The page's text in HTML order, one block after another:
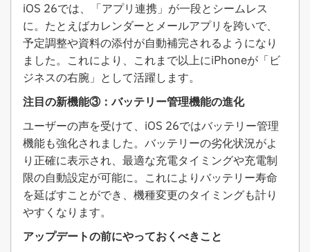
iOS 26では、「アプリ連携」が一段とシームレス
に。たとえばカレンダーとメールアプリを跨いで、
予定調整や資料の添付が自動補完されるようになり
ました。これにより、これまで以上にiPhoneが「ビ
ジネスの右腕」として活躍します。
注目の新機能③：バッテリー管理機能の進化
ユーザーの声を受けて、iOS 26ではバッテリー管理
機能も強化されました。バッテリーの劣化状況がよ
り正確に表示され、最適な充電タイミングや充電制
限の自動設定が可能に。これによりバッテリー寿命
を延ばすことができ、機種変更のタイミングも計り
やすくなります。
アップデートの前にやっておくべきこと